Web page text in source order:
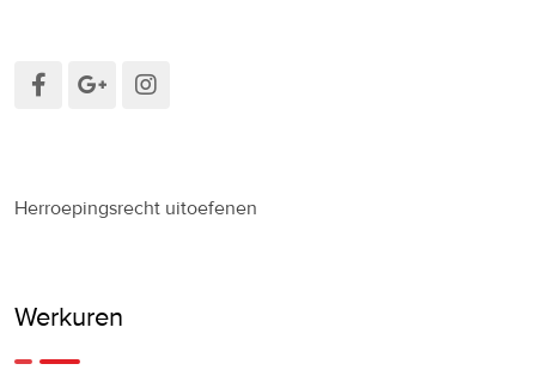
Herroepingsrecht uitoefenen
Werkuren